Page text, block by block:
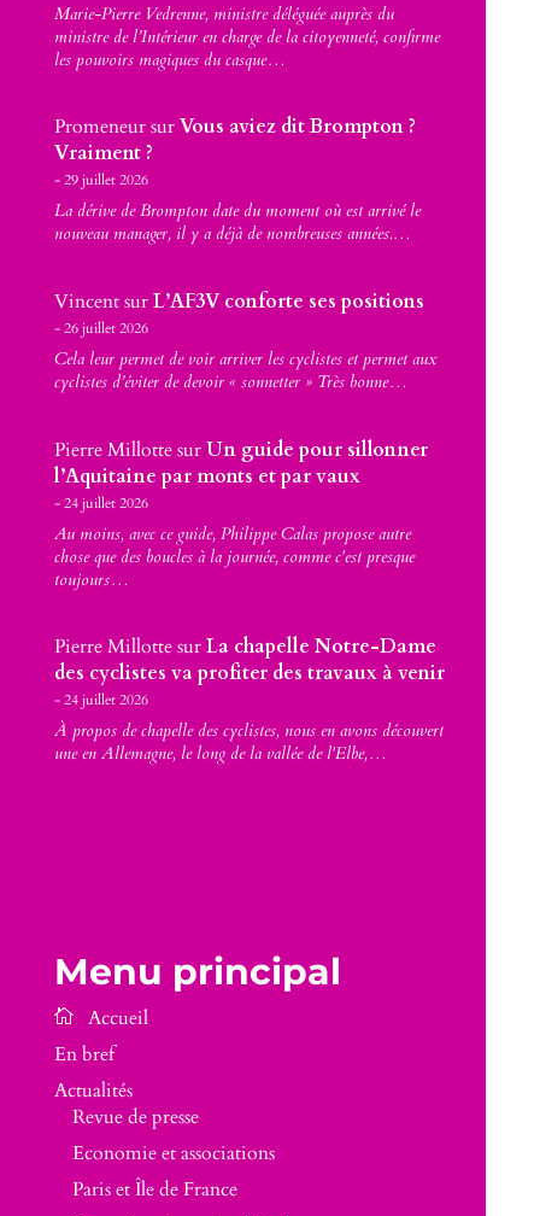
Marie-Pierre Vedrenne, ministre déléguée auprès du
ministre de l’Intérieur en charge de la citoyenneté, confirme
les pouvoirs magiques du casque…
PromeneursurVous aviez dit Brompton ?
Vraiment ?
29 juillet 2026
La dérive de Brompton date du moment où est arrivé le
nouveau manager, il y a déjà de nombreuses années.…
VincentsurL’AF3V conforte ses positions
26 juillet 2026
Cela leur permet de voir arriver les cyclistes et permet aux
cyclistes d’éviter de devoir « sonnetter » Très bonne…
Pierre MillottesurUn guide pour sillonner
l’Aquitaine par monts et par vaux
24 juillet 2026
Au moins, avec ce guide, Philippe Calas propose autre
chose que des boucles à la journée, comme c'est presque
toujours…
Pierre MillottesurLa chapelle Notre-Dame
des cyclistes va profiter des travaux à venir
24 juillet 2026
À propos de chapelle des cyclistes, nous en avons découvert
une en Allemagne, le long de la vallée de l'Elbe,…
Menu principal
En bref
Actualités
Revue de presse
Economie et associations
Paris et Île de France